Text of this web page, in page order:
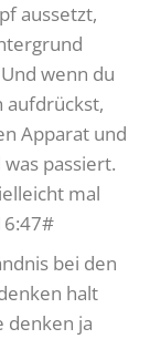
aussetzt,
wenn du
aufdrückst,
Apparat und
passiert.
mal
bei den
halt
denken ja